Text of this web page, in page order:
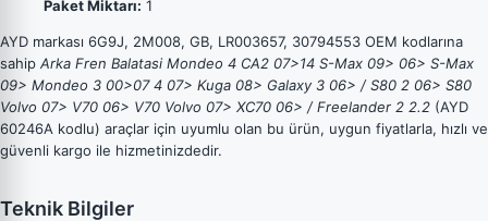
Paket Miktarı: 1
AYD markası 6G9J, 2M008, GB, LR003657, 30794553 OEM kodlarına
sahip Arka Fren Balatasi Mondeo 4 CA2 07>14 S-Max 09> 06> S-Max
09> Mondeo 3 00>07 4 07> Kuga 08> Galaxy 3 06> / S80 2 06> S80
Volvo 07> V70 06> V70 Volvo 07> XC70 06> / Freelander 2 2.2 (AYD
60246A kodlu) araçlar için uyumlu olan bu ürün, uygun fiyatlarla, hızlı ve
güvenli kargo ile hizmetinizdedir.
Teknik Bilgiler